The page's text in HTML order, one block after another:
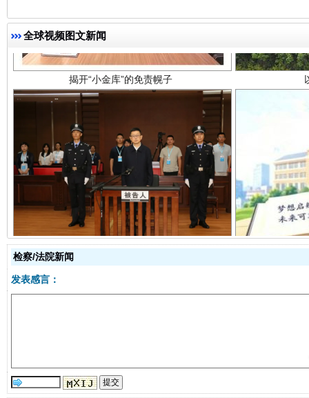
全球视频图文新闻
受贿1.44亿！段成刚被判无期 从幼
检察/法院新闻
发表感言：